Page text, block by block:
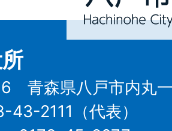
City
青森県八戸市内丸一
43-2111（代表）